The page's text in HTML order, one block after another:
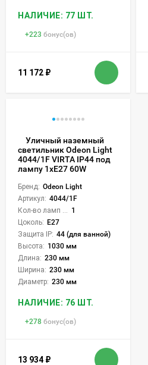
НАЛИЧИЕ: 77 ШТ.
+223 бонус(ов)
11 172 ₽
Уличный наземный
светильник Odeon Light
4044/1F VIRTA IP44 под
лампу 1xE27 60W
Бренд: Odeon Light
Артикул: 4044/1F
Кол-во ламп или LED: 1
Цоколь: E27
Защита IP: 44 (для ванной)
Высота: 1030 мм
Длина: 230 мм
Ширина: 230 мм
Диаметр: 230 мм
НАЛИЧИЕ: 76 ШТ.
+278 бонус(ов)
13 934 ₽